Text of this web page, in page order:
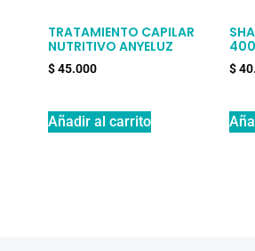
TRATAMIENTO CAPILAR
NUTRITIVO ANYELUZ
$45.000
Añadir al carrito
400
$